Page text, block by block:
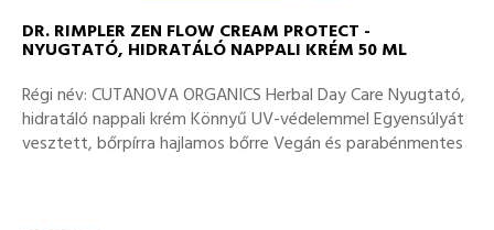
DR. RIMPLER ZEN FLOW CREAM PROTECT -
NYUGTATÓ, HIDRATÁLÓ NAPPALI KRÉM 50 ML
Régi név: CUTANOVA ORGANICS Herbal Day Care Nyugtató,
hidratáló nappali krém Könnyű UV-védelemmel Egyensúlyát
vesztett, bőrpírra hajlamos bőrre Vegán és parabénmentes